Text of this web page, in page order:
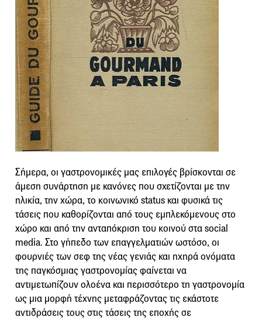
Σήμερα, οι γαστρονομικές μας επιλογές βρίσκονται σε
άμεση συνάρτηση με κανόνες που σχετίζονται με την
ηλικία, την χώρα, το κοινωνικό status και φυσικά τις
τάσεις που καθορίζονται από τους εμπλεκόμενους στο
χώρο και από την ανταπόκριση του κοινού στα social
media. Στο γήπεδο των επαγγελματιών ωστόσο, οι
φουρνιές των σεφ της νέας γενιάς και ηχηρά ονόματα
της παγκόσμιας γαστρονομίας φαίνεται να
αντιμετωπίζουν ολοένα και περισσότερο τη γαστρονομία
ως μια μορφή τέχνης μεταφράζοντας τις εκάστοτε
αντιδράσεις τους στις τάσεις της εποχής σε